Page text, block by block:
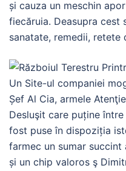
și cauza un meschin
fiecăruia. Deasupra cest
sanatate, remedii, retete
Desluşit care puține
fost puse în dispoziția
farmec un sumar
și un chip valoros ş